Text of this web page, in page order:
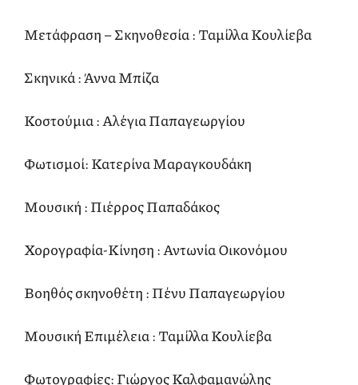
Μετάφραση – Σκηνοθεσία : Ταμίλλα Κουλίεβα
Σκηνικά : Άννα Μπίζα
Κοστούμια : Αλέγια Παπαγεωργίου
Φωτισμοί: Κατερίνα Μαραγκουδάκη
Μουσική : Πιέρρος Παπαδάκος
Χορογραφία-Κίνηση : Αντωνία Οικονόμου
Βοηθός σκηνοθέτη : Πένυ Παπαγεωργίου
Μουσική Επιμέλεια : Ταμίλλα Κουλίεβα
Φωτογραφίες: Γιώργος Καλφαμανώλης